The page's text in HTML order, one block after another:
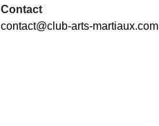
Contact
contact@club-arts-martiaux.com